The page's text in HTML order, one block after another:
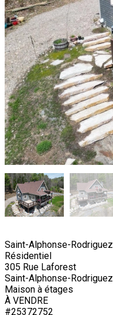
Saint-Alphonse-Rodriguez
Résidentiel
305 Rue Laforest
Saint-Alphonse-Rodriguez
Maison à étages
À VENDRE
#25372752